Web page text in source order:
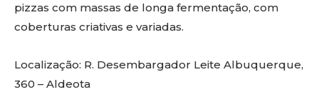
pizzas com massas de longa fermentação, com
coberturas criativas e variadas.
Localização: R. Desembargador Leite Albuquerque,
360 – Aldeota